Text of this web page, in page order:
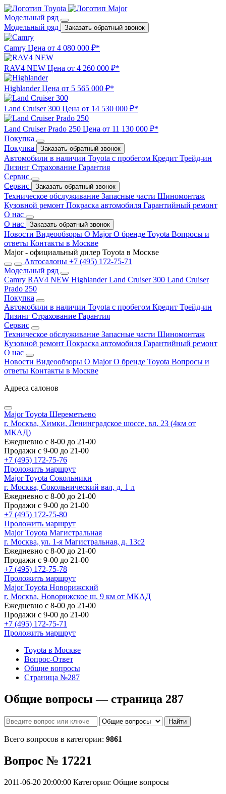
Модельный ряд
Модельный ряд
Заказать обратный звонок
Camry Цена от 4 080 000 ₽*
RAV4 NEW Цена от 4 260 000 ₽*
Highlander Цена от 5 565 000 ₽*
Land Cruiser 300 Цена от 14 530 000 ₽*
Land Cruiser Prado 250 Цена от 11 130 000 ₽*
Покупка
Покупка
Заказать обратный звонок
Автомобили в наличии Toyota с пробегом Кредит Трейд-ин
Лизинг Страхование Гарантия
Сервис
Сервис
Заказать обратный звонок
Техническое обслуживание Запасные части Шиномонтаж
Кузовной ремонт Покраска автомобиля Гарантийный ремонт
О нас
О нас
Заказать обратный звонок
Новости Видеообзоры О MajorО бренде Toyota Вопросы и
ответы Контакты в Москве
Major - официальный дилер Toyota в Москве
Автосалоны +7 (495) 172-75-71
Модельный ряд
Camry RAV4 NEW Highlander Land Cruiser 300 Land Cruiser
Prado 250
Покупка
Автомобили в наличии Toyota с пробегом Кредит Трейд-ин
Лизинг Страхование Гарантия
Сервис
Техническое обслуживание Запасные части Шиномонтаж
Кузовной ремонт Покраска автомобиля Гарантийный ремонт
О нас
Новости Видеообзоры О MajorО бренде Toyota Вопросы и
ответы Контакты в Москве
Адреса салонов
Major Toyota Шереметьево
г. Москва, Химки, Ленинградское шоссе, вл. 23 (4км от
МКАД)
Ежедневно с 8-00 до 21-00
Продажи с 9-00 до 21-00
+7 (495) 172-75-76
Проложить маршрут
Major Toyota Сокольники
г. Москва, Сокольнический вал, д. 1 л
Ежедневно с 8-00 до 21-00
Продажи с 9-00 до 21-00
+7 (495) 172-75-80
Проложить маршрут
Major Toyota Магистральная
г. Москва, ул. 1-я Магистральная, д. 13с2
Ежедневно с 8-00 до 21-00
Продажи с 9-00 до 21-00
+7 (495) 172-75-78
Проложить маршрут
Major Toyota Новорижский
г. Москва, Новорижское ш. 9 км от МКАД
Ежедневно с 8-00 до 21-00
Продажи с 9-00 до 21-00
+7 (495) 172-75-71
Проложить маршрут
Toyota в Москве
Вопрос-Ответ
Общие вопросы
Страница №287
Общие вопросы — страница 287
Найти
Всего вопросов в категории: 9861
Вопрос № 17221
2011-06-20 20:00:00 Категория: Общие вопросы